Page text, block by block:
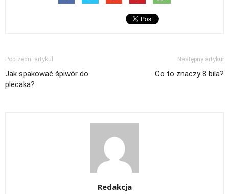
Poprzedni artykuł
Jak spakować śpiwór do
plecaka?
Następny artykuł
Co to znaczy 8 bila?
Redakcja